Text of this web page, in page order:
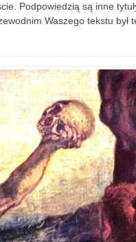
Podpowiedzią są inne
Waszego tekstu